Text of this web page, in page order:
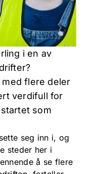
i en av
flere deler
verdifull for
som
seg inn i, og
steder her i
å se flere